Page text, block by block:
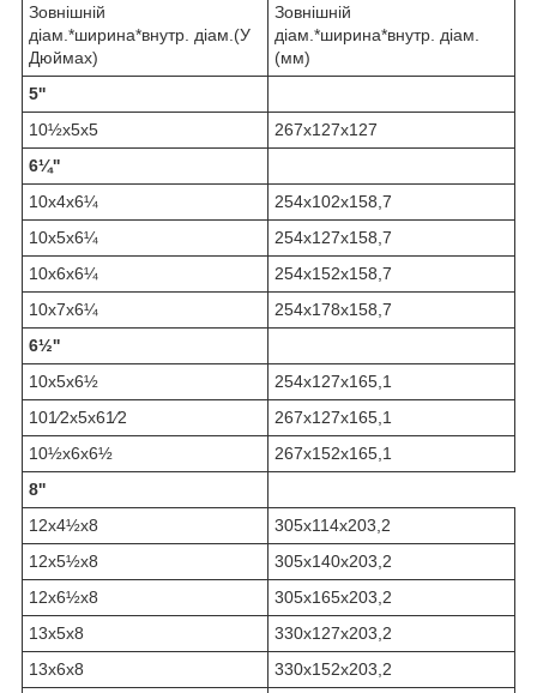
Зовнішній
діам.*ширина*внутр. діам.(У
Дюймах)
Зовнішній
діам.*ширина*внутр. діам.
(мм)
5''
10½x5x5
267х127х127
6¼''
10x4x6¼
254х102х158,7
10x5x6¼
254х127х158,7
10x6x6¼
254х152х158,7
10x7x6¼
254х178х158,7
6½''
10x5x6½
254х127х165,1
101⁄2x5x61⁄2
267х127х165,1
10½x6x6½
267х152х165,1
8''
12x4½x8
305х114х203,2
12x5½x8
305х140х203,2
12x6½x8
305х165х203,2
13x5x8
330x127x203,2
13x6x8
330x152x203,2